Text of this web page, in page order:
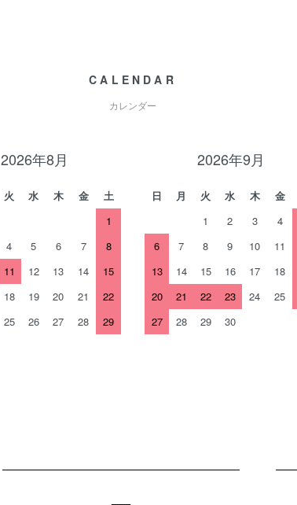
CALENDAR
カレンダー
2026年8月
火 水 木 金
土
1
4 5 6 7
8
11 12 13 14
15
18 19 20 21
22
25 26 27 28
29
2026年9月
日 月 火 水 木 金
1
2 3 4
6
7 8 9 10 11
13
14 15 16 17 18
20
21 22 23 24 25
27
28 29 30